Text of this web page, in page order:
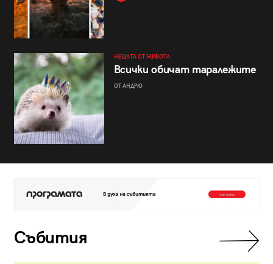
НЕЩАТА ОТ ЖИВОТА
Всички обичат таралежите
ОТ АНДРЮ
Събития